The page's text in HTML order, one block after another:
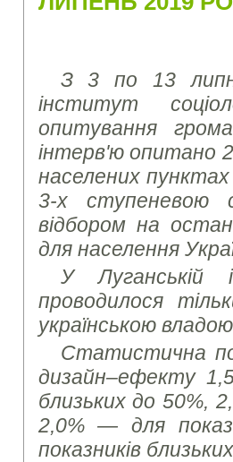
З 3 по 13
інститут
опитування
інтерв'ю опитано
населених пунктах
3-х ступеневою
відбором на
для населення
У Луганській
проводилося
українською
Статистична
дизайн–ефекту
близьких до 50%,
2,0% — для
показників